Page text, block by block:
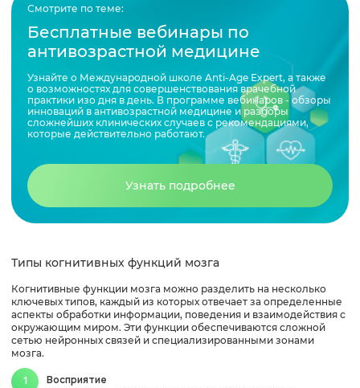
Список использованной литературы
Смотрите по теме:
Бесплатные вебинары по
антивозрастной медицине
Узнайте о Международной школе Anti-Age Expert, а также
о возможностях для совершенствования врачебной
практики изо дня в день. В программе вебинаров - обзоры
инноваций в антивозрастной медицине и разборы
сложнейших клинических случаев с рекомендациями,
которые действительно работают.
Узнать подробнее
Типы когнитивных функций мозга
Когнитивные функции мозга можно разделить на несколько
ключевых типов, каждый из которых отвечает за определенные
аспекты обработки информации, поведения и взаимодействия с
окружающим миром. Эти функции обеспечиваются сложной
сетью нейронных связей и специализированными зонами
мозга.
Восприятие